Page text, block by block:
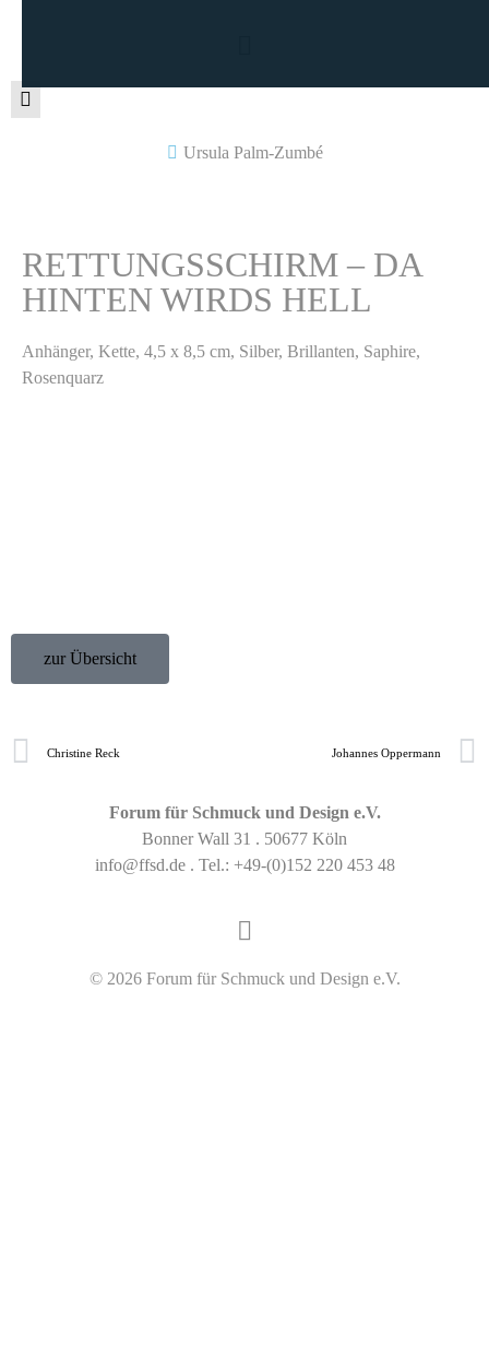
Ursula Palm-Zumbé
RETTUNGSSCHIRM – DA
HINTEN WIRDS HELL
Anhänger, Kette, 4,5 x 8,5 cm, Silber, Brillanten, Saphire,
Rosenquarz
zur Übersicht
Christine Reck Johannes Oppermann
Forum für Schmuck und Design e.V.
Bonner Wall 31 . 50677 Köln
info@ffsd.de. Tel.: +49-(0)152 220 453 48
© 2026 Forum für Schmuck und Design e.V.